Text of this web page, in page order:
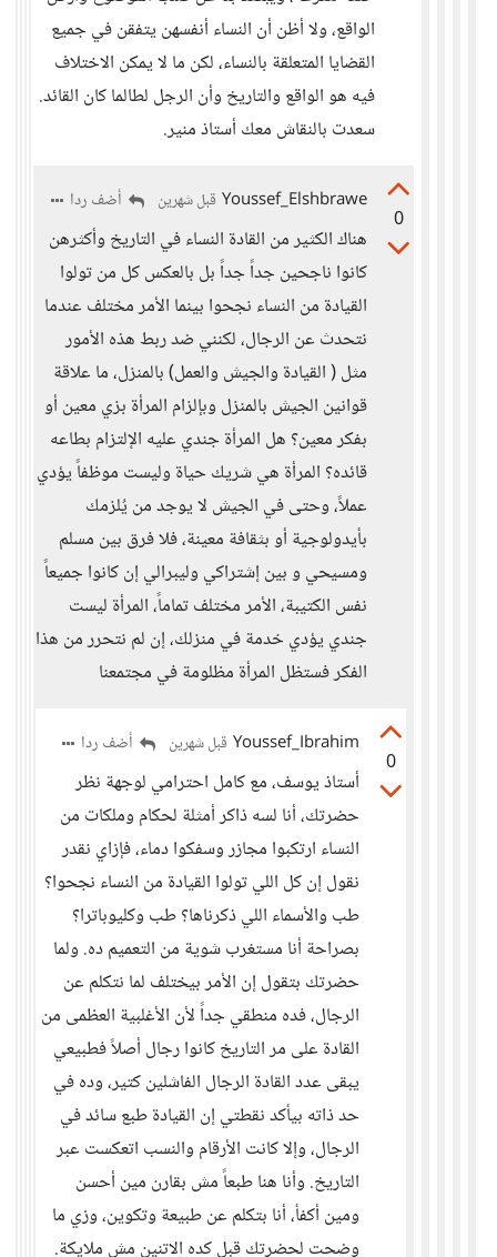
الواقع، ولا أظن أن النساء أنفسهن يتفقن في جميع
القضايا المتعلقة بالنساء، لكن ما لا يمكن الاختلاف
فيه هو الواقع والتاريخ وأن الرجل لطالما كان القائد.
سعدت بالنقاش معك أستاذ منير.
0
Youssef_Elshbrawe قبل شهرين أضف ردا
هناك الكثير من القادة النساء في التاريخ وأكثرهن
كانوا ناجحين جداً جداً بل بالعكس كل من تولوا
القيادة من النساء نجحوا بينما الأمر مختلف عندما
نتحدث عن الرجال، لكنني ضد ربط هذه الأمور
مثل ( القيادة والجيش والعمل) بالمنزل، ما علاقة
قوانين الجيش بالمنزل وبإلزام المرأة بزي معين أو
بفكر معين؟ هل المرأة جندي عليه الإلتزام بطاعه
قائده؟ المرأة هي شريك حياة وليست موظفاً يؤدي
عملاً، وحتى في الجيش لا يوجد من يُلزمك
بأيدولوجية أو بثقافة معينة، فلا فرق بين مسلم
ومسيحي و بين إشتراكي وليبرالي إن كانوا جميعاً
نفس الكتيبة، الأمر مختلف تماماً، المرأة ليست
جندي يؤدي خدمة في منزلك، إن لم نتحرر من هذا
الفكر فستظل المرأة مظلومة في مجتمعنا
0
Youssef_Ibrahim قبل شهرين أضف ردا
أستاذ يوسف، مع كامل احترامي لوجهة نظر
حضرتك، أنا لسه ذاكر أمثلة لحكام وملكات من
النساء ارتكبوا مجازر وسفكوا دماء، فإزاي نقدر
نقول إن كل اللي تولوا القيادة من النساء نجحوا؟
طب والأسماء اللي ذكرناها؟ طب وكليوباترا؟
بصراحة أنا مستغرب شوية من التعميم ده. ولما
حضرتك بتقول إن الأمر بيختلف لما نتكلم عن
الرجال، فده منطقي جداً لأن الأغلبية العظمى من
القادة على مر التاريخ كانوا رجال أصلاً فطبيعي
يبقى عدد القادة الرجال الفاشلين كتير، وده في
حد ذاته بيأكد نقطتي إن القيادة طبع سائد في
الرجال، وإلا كانت الأرقام والنسب اتعكست عبر
التاريخ. وأنا هنا طبعاً مش بقارن مين أحسن
ومين أكفأ، أنا بتكلم عن طبيعة وتكوين، وزي ما
وضحت لحضرتك قبل كده الاتنين مش ملايكة.